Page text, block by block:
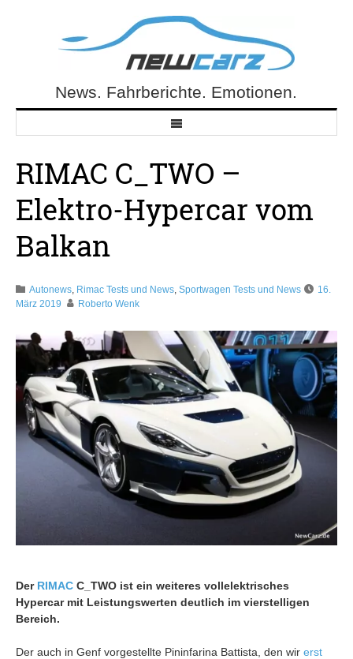
NewCarz.deNews. Fahrberichte. Emotionen.
RIMAC C_TWO –
Elektro-Hypercar vom
Balkan
Autonews, Rimac Tests und News, Sportwagen Tests und News
16.
März 2019
Roberto Wenk
Der RIMAC C_TWO ist ein weiteres vollelektrisches
Hypercar mit Leistungswerten deutlich im vierstelligen
Bereich.
Der auch in Genf vorgestellte Pininfarina Battista, den wir erst